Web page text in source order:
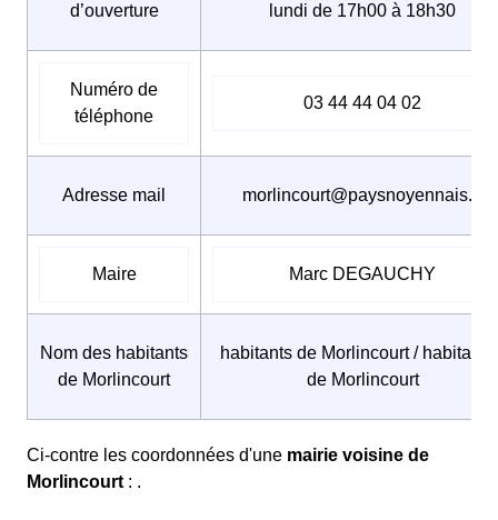
d’ouverture
lundi de 17h00 à 18h30
Numéro de
téléphone
03 44 44 04 02
Adresse mail morlincourt@paysnoyennais.fr
Maire Marc DEGAUCHY
Nom des habitants
de Morlincourt
habitants de Morlincourt /
de Morlincourt
Ci-contre les coordonnées d'une mairie voisine de
Morlincourt : .